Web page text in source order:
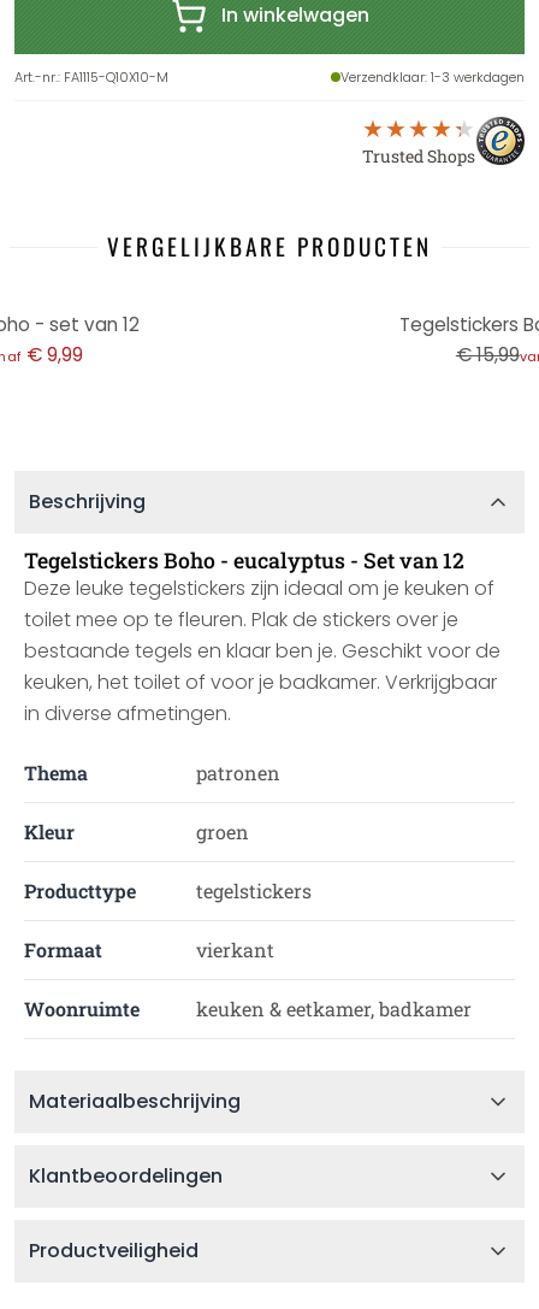
In winkelwagen
Art.-nr.: FA1115-Q10X10-M Verzendklaar: 1-3 werkdagen
Trusted Shops
VERGELIJKBARE PRODUCTEN
- set van 12
€ 9,99
Tegelstickers
€ 15,99
Beschrijving
Tegelstickers Boho - eucalyptus - Set van 12
Deze leuke tegelstickers zijn ideaal om je keuken of
toilet mee op te fleuren. Plak de stickers over je
bestaande tegels en klaar ben je. Geschikt voor de
keuken, het toilet of voor je badkamer. Verkrijgbaar
in diverse afmetingen.
Thema patronen
Kleur groen
Producttype tegelstickers
Formaat vierkant
Woonruimte keuken & eetkamer, badkamer
Materiaalbeschrijving
Klantbeoordelingen
Productveiligheid